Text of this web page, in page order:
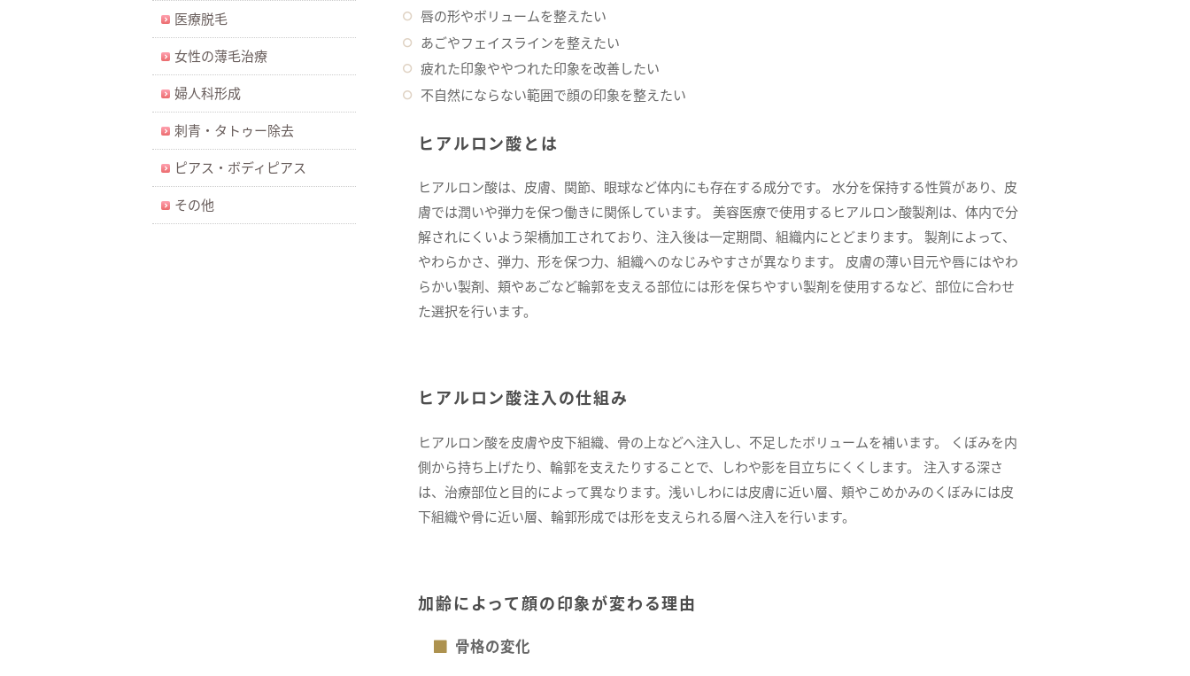
唇の形やボリュームを整えたい
あごやフェイスラインを整えたい
疲れた印象ややつれた印象を改善したい
不自然にならない範囲で顔の印象を整えたい
ヒアルロン酸とは
ヒアルロン酸は、皮膚、関節、眼球など体内にも存在する成分です。 水分を保持する性質があり、皮
膚では潤いや弾力を保つ働きに関係しています。 美容医療で使用するヒアルロン酸製剤は、体内で分
解されにくいよう架橋加工されており、注入後は一定期間、組織内にとどまります。 製剤によって、
やわらかさ、弾力、形を保つ力、組織へのなじみやすさが異なります。 皮膚の薄い目元や唇にはやわ
らかい製剤、頬やあごなど輪郭を支える部位には形を保ちやすい製剤を使用するなど、部位に合わせ
た選択を行います。
ヒアルロン酸注入の仕組み
ヒアルロン酸を皮膚や皮下組織、骨の上などへ注入し、不足したボリュームを補います。 くぼみを内
側から持ち上げたり、輪郭を支えたりすることで、しわや影を目立ちにくくします。 注入する深さ
は、治療部位と目的によって異なります。浅いしわには皮膚に近い層、頬やこめかみのくぼみには皮
下組織や骨に近い層、輪郭形成では形を支えられる層へ注入を行います。
加齢によって顔の印象が変わる理由
骨格の変化
医療脱毛
女性の薄毛治療
婦人科形成
刺青・タトゥー除去
ピアス・ボディピアス
その他